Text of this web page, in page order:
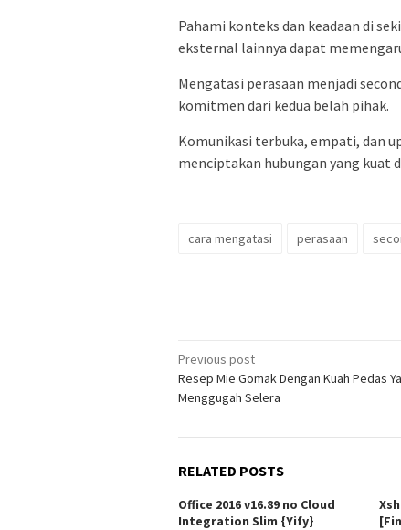
Pahami konteks dan keadaan di
eksternal lainnya dapat
Mengatasi perasaan menjadi
komitmen dari kedua belah pihak.
Komunikasi terbuka, empati, dan
menciptakan hubungan yang kuat
cara mengatasi perasaan
Post
navigation
Previous post
Resep Mie Gomak Dengan Kuah Pedas
Menggugah Selera
RELATED POSTS
Office 2016 v16.89 no Cloud
Integration Slim {Yify}